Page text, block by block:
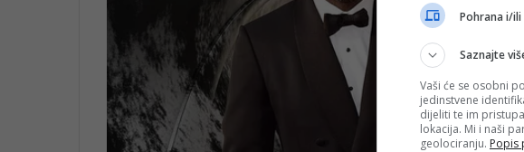
Pohrana i/
Saznajte
Vaši će se osobni
jedinstvene
dijeliti te im
lokacija. Mi i naši
geolociranju. Popis